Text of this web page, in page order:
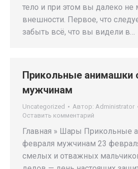
тело и при этом вы далеко не
внешности. Первое, что
забыть всё, что вы видели в…
Прикольные анимашки
мужчинам
Uncategorized Автор: Administrator
Оставить комментарий
Главная » Шары Прикольные
февраля мужчинам 23
смелых и отважных